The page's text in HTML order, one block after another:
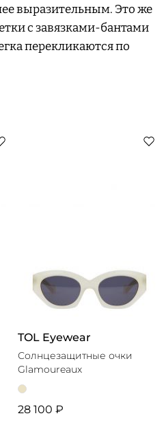
выразительным. Это же
с завязками-бантами
перекликаются по
TOL Eyewear
Солнцезащитные очки
Glamoureaux
28 100 ₽